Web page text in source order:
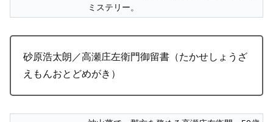
ミステリー。
砂原浩太朗／高瀬庄左衛門御留書（たかせしょうざ
えもんおとどめがき）